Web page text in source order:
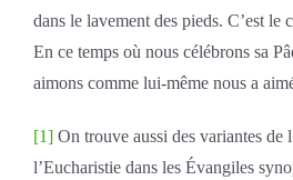
dans le lavement des pieds. C’est le
En ce temps où nous célébrons sa
aimons comme lui-même nous a
[1]On trouve aussi des variantes de
l’Eucharistie dans les Évangiles